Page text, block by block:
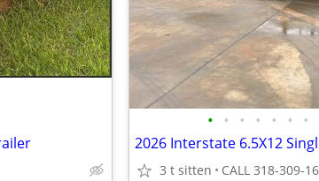
• • • • • • •
3 t sitten